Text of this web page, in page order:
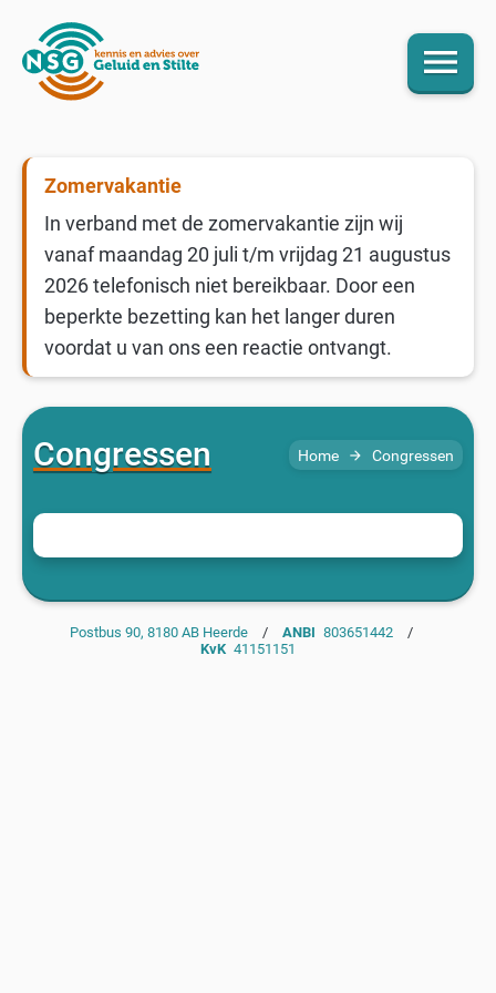
menu
Zomervakantie
In verband met de zomervakantie zijn wij
vanaf maandag 20 juli t/m vrijdag 21 augustus
2026 telefonisch niet bereikbaar. Door een
beperkte bezetting kan het langer duren
voordat u van ons een reactie ontvangt.
Congressen Home arrow_forward Congressen
Postbus 90, 8180 AB Heerde/ ANBI 803651442/
KvK 41151151